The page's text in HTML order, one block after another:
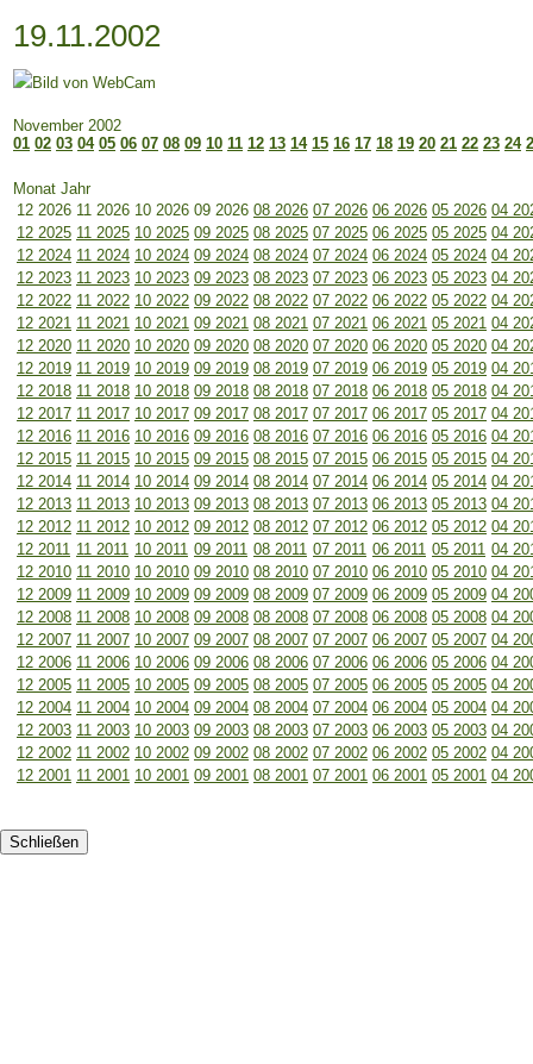
19.11.2002
November 2002
01 02 03 04 05 06 07 08 09 10 11 12 13 14 15 16 17 18 19 20 21 22 23 24
Monat Jahr
12 2026 11 2026 10 2026 09 2026 08 2026 07 2026 06 2026 05 2026 04
12 2025 11 2025 10 2025 09 2025 08 2025 07 2025 06 2025 05 2025 04
12 2024 11 2024 10 2024 09 2024 08 2024 07 2024 06 2024 05 2024 04
12 2023 11 2023 10 2023 09 2023 08 2023 07 2023 06 2023 05 2023 04
12 2022 11 2022 10 2022 09 2022 08 2022 07 2022 06 2022 05 2022 04
12 2021 11 2021 10 2021 09 2021 08 2021 07 2021 06 2021 05 2021 04
12 2020 11 2020 10 2020 09 2020 08 2020 07 2020 06 2020 05 2020 04
12 2019 11 2019 10 2019 09 2019 08 2019 07 2019 06 2019 05 2019 04
12 2018 11 2018 10 2018 09 2018 08 2018 07 2018 06 2018 05 2018 04
12 2017 11 2017 10 2017 09 2017 08 2017 07 2017 06 2017 05 2017 04
12 2016 11 2016 10 2016 09 2016 08 2016 07 2016 06 2016 05 2016 04
12 2015 11 2015 10 2015 09 2015 08 2015 07 2015 06 2015 05 2015 04
12 2014 11 2014 10 2014 09 2014 08 2014 07 2014 06 2014 05 2014 04
12 2013 11 2013 10 2013 09 2013 08 2013 07 2013 06 2013 05 2013 04
12 2012 11 2012 10 2012 09 2012 08 2012 07 2012 06 2012 05 2012 04
12 2011 11 2011 10 2011 09 2011 08 2011 07 2011 06 2011 05 2011 04
12 2010 11 2010 10 2010 09 2010 08 2010 07 2010 06 2010 05 2010 04
12 2009 11 2009 10 2009 09 2009 08 2009 07 2009 06 2009 05 2009 04
12 2008 11 2008 10 2008 09 2008 08 2008 07 2008 06 2008 05 2008 04
12 2007 11 2007 10 2007 09 2007 08 2007 07 2007 06 2007 05 2007 04
12 2006 11 2006 10 2006 09 2006 08 2006 07 2006 06 2006 05 2006 04
12 2005 11 2005 10 2005 09 2005 08 2005 07 2005 06 2005 05 2005 04
12 2004 11 2004 10 2004 09 2004 08 2004 07 2004 06 2004 05 2004 04
12 2003 11 2003 10 2003 09 2003 08 2003 07 2003 06 2003 05 2003 04
12 2002 11 2002 10 2002 09 2002 08 2002 07 2002 06 2002 05 2002 04
12 2001 11 2001 10 2001 09 2001 08 2001 07 2001 06 2001 05 2001 04